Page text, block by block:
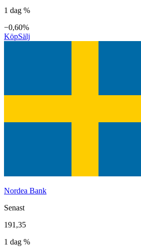
1 dag %
−0,60%
KöpSälj
Nordea Bank
Senast
191,35
1 dag %